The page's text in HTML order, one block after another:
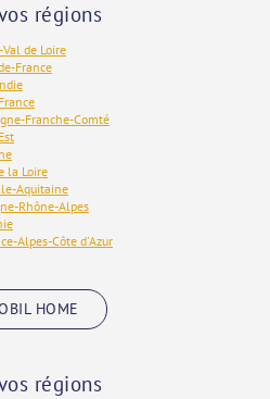
régions
de Loire
France
Franche-Comté
la Loire
Aquitaine
Rhône-Alpes
Alpes-Côte d'Azur
HOME
régions